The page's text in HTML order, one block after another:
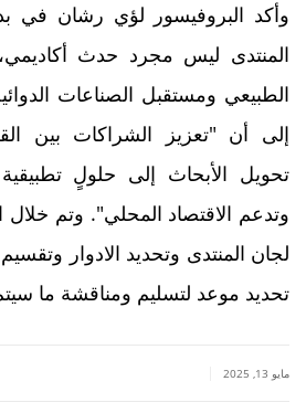
وأكد البروفيسور لؤي رشان في
المنتدى ليس مجرد حدث
الطبيعي ومستقبل الصناعات
إلى أن "تعزيز الشراكات بين
تحويل الأبحاث إلى حلولٍ
وتدعم الاقتصاد المحلي". وتم خلال
لجان المنتدى وتحديد الادوار
تحديد موعد لتسليم ومناقشة ما
مايو 13, 2025